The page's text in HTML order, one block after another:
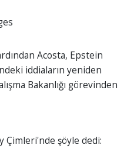
Acosta, Epstein
iddiaların yeniden
Bakanlığı görevinden
Çimleri'nde şöyle dedi: